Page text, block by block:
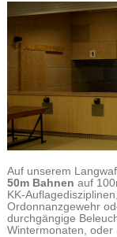
Auf unserem
50m Bahnen auf
KK-
Ordonnanzgewehr
durchgängige
Wintermonaten,